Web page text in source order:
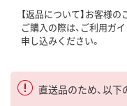
【返品について】お客様
ご購入の際は、ご利用ガイ
申し込みください。
直送品のため、以下